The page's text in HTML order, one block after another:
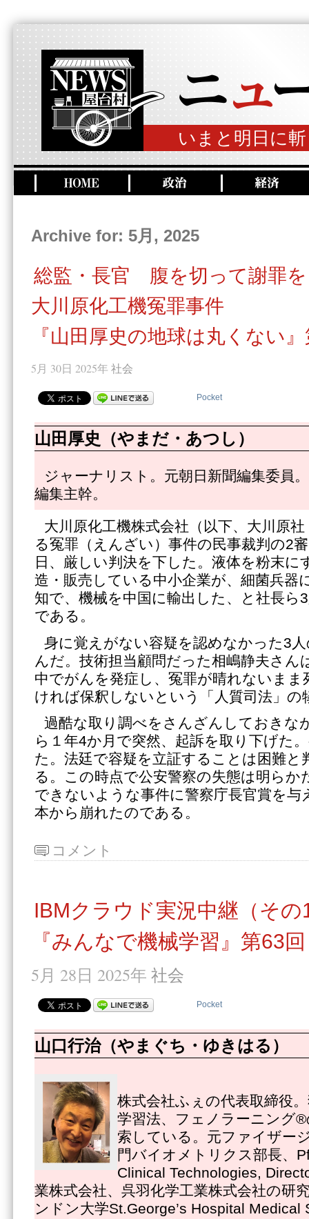
いまと明日に
Archive for: 5月, 2025
総監・長官 腹を切って謝罪
大川原化工機冤罪事件
『山田厚史の地球は丸くない
5月 30日 2025年 社会
Pocket
山田厚史（やまだ・あつし）
ジャーナリスト。元朝日新聞編集委員
編集主幹。
大川原化工機株式会社（以下、大川原
る冤罪（えんざい）事件の民事裁判の2
日、厳しい判決を下した。液体を粉末に
造・販売している中小企業が、細菌兵器
知で、機械を中国に輸出した、と社長ら
である。
身に覚えがない容疑を認めなかった3
んだ。技術担当顧問だった相嶋静夫さん
中でがんを発症し、冤罪が晴れないまま
ければ保釈しないという「人質司法」の
過酷な取り調べをさんざんしておきな
ら１年4か月で突然、起訴を取り下げた
た。法廷で容疑を立証することは困難と
る。この時点で公安警察の失態は明らか
できないような事件に警察庁長官賞を与
本から崩れたのである。
コメント
IBMクラウド実況中継（その
『みんなで機械学習』第63回
5月 28日 2025年 社会
Pocket
山口行治（やまぐち・ゆきはる）
株式会社ふぇの代表取締役
学習法、フェノラーニング
索している。元ファイザー
門バイオメトリクス部長、
Clinical Technologies,
業株式会社、呉羽化学工業株式会社の研
ンドン大学St.George’s Hospital Medical